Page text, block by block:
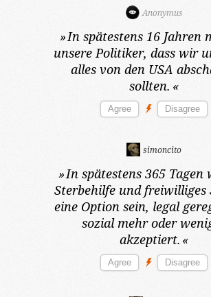
Anonymus
»In spätestens 16 Jahren
unsere Politiker, dass wir
alles von den USA
sollten. «
simoncito
»In spätestens 365 Tagen
Sterbehilfe und freiwilliges
eine Option sein, legal
sozial mehr oder
akzeptiert. «